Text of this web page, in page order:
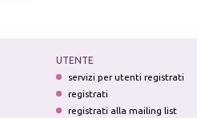
UTENTE
servizi per utenti registrati
registrati
registrati alla mailing list